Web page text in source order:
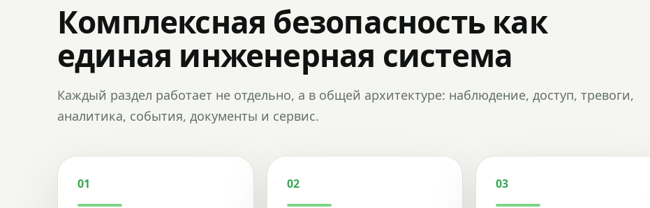
Комплексная безопасность как
единая инженерная система
Каждый раздел работает не отдельно, а в общей архитектуре: наблюдение, доступ, тревоги,
аналитика, события, документы и сервис.
01 02 03